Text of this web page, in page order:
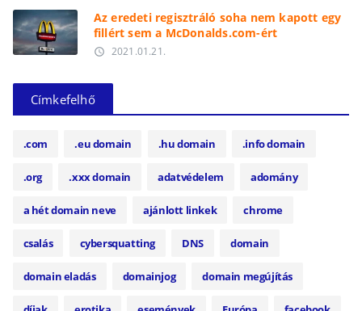
Az eredeti regisztráló soha nem kapott egy
fillért sem a McDonalds.com-ért
access_time 2021.01.21.
Címkefelhő
.com .eu domain .hu domain .info domain
.org .xxx domain adatvédelem adomány
a hét domain neve ajánlott linkek chrome
csalás cybersquatting DNS domain
domain eladás domainjog domain megújítás